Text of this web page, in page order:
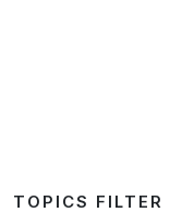
TOPICS FILTER